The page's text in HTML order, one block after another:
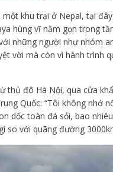
một khu trại ở Nepal, tại
hùng vĩ nằm gọn trong
những người như nhóm
vời mà còn vì hành trình
thủ đô Hà Nội, qua cửa
Quốc: “Tôi không nhớ
dốc toàn đá sỏi, bao
so với quãng đường